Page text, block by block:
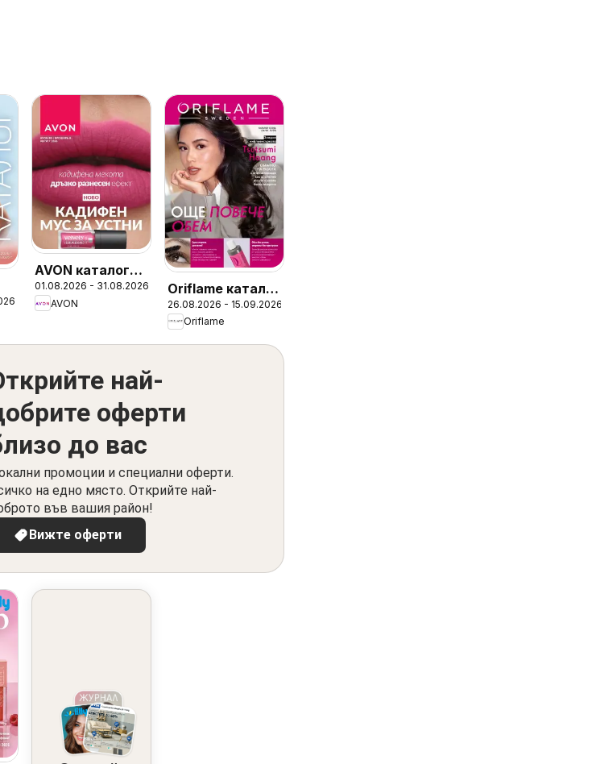
AVON каталог
08
01.08.2026 - 31.08.2026
AVON
Oriflame каталог
12
26.08.2026 - 15.09.2026
Oriflame
най-
оферти
до вас
промоции и специални оферти.
на едно място. Открийте най-
във вашия район!
Вижте оферти